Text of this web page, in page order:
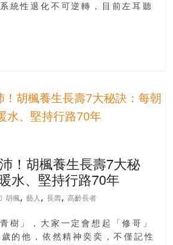
統性退化不可逆轉，目前左耳聽
！胡楓養生長壽7大秘
水、堅持行路70年
胡楓,藝人,長壽,高齡長者
樹」，大家一定會想起「修哥」
的他，依然精神奕奕，不僅記性